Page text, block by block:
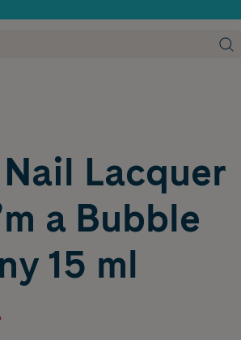
Lacquer
a ​Bubble
15 ml